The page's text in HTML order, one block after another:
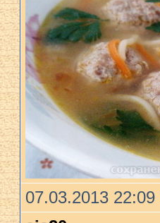
07.03.2013 22:09